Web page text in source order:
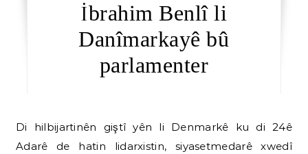
İbrahim Benlî li
Danîmarkayê bû
parlamenter
Di hilbijartinên giştî yên li Denmarkê ku di 24ê
Adarê de hatin lidarxistin, siyasetmedarê xwedî